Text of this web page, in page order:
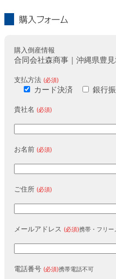
購入倒産情報
合同会社森商事｜沖縄県豊
支払方法 (必須)
カード決済 銀行
貴社名 (必須)
お名前 (必須)
ご住所 (必須)
メールアドレス (必須)携帯・フリー
電話番号 (必須)携帯電話不可